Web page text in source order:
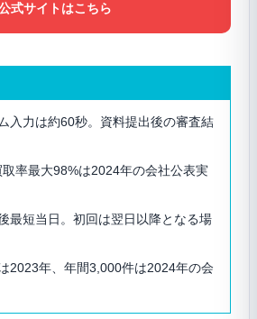
式サイトはこちら
入力は約60秒。資料提出後の審査結
率最大98%は2024年の会社公表実
最短当日。初回は翌日以降となる場
2023年、年間3,000件は2024年の会